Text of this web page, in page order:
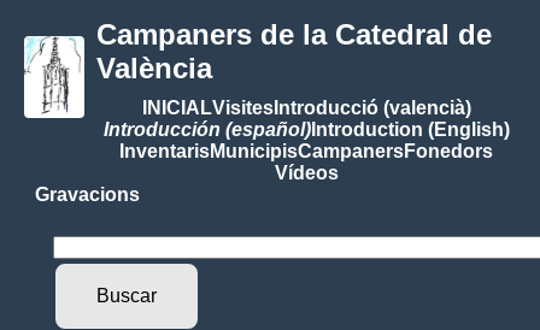
Campaners de la Catedral de
València
INICIALVisitesIntroducció (valencià)
Introducción (español)Introduction (English)
InventarisMunicipisCampanersFonedors
Vídeos
Gravacions